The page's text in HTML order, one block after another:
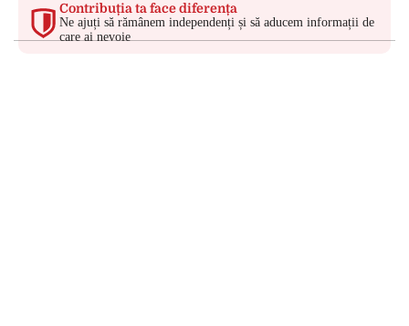
Contribuția ta face diferența
Ne ajuți să rămânem independenți și să aducem informații de
care ai nevoie